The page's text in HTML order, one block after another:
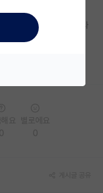
텍 시기가 합격 발표 후라
렸는데 합격 결과 발표